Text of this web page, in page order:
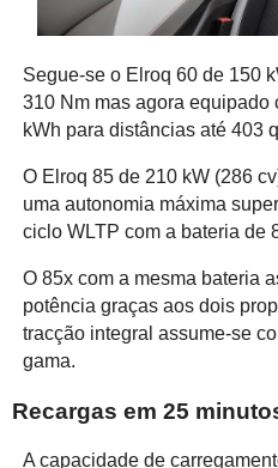
Segue-se o Elroq 60 de 150
310 Nm mas agora equipado
kWh para distâncias até 403
O Elroq 85 de 210 kW (286
uma autonomia máxima
ciclo WLTP com a bateria de
O 85x com a mesma bateria
potência graças aos dois
tracção integral assume-se
gama.
Recargas em 25
A capacidade de